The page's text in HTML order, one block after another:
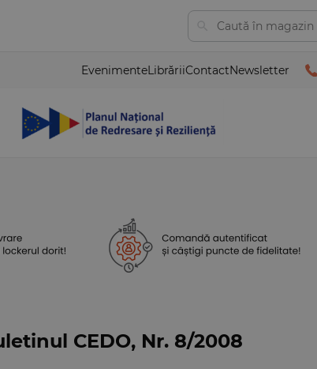
EvenimenteLibrăriiContactNewsletter
CEDO, Nr. 8/2008